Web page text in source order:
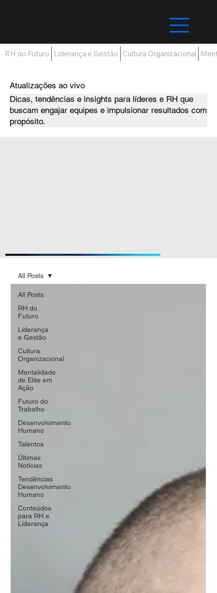
RH do Futuro Liderança e Gestão Cultura Organizacional
Atualizações ao vivo
Dicas, tendências e insights para líderes e RH que
buscam engajar equipes e impulsionar resultados com
propósito.
All Posts
RH do
Futuro
Liderança
e Gestão
Cultura
Organizacional
Mentalidade
de Elite em
Ação
Futuro do
Trabalho
Desenvolvimento
Humano
Talentos
Últimas
Notícias
Tendências
Desenvolvimento
Humano
Conteúdos
para RH e
Líderança
All Posts